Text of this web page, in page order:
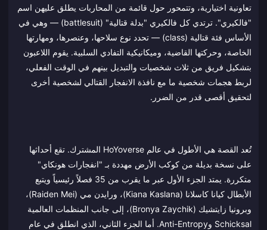
تعاونية اختيارية، وتتمحور حول قائمة من المحاربات يطلق عليهن اسم
"فالكيري". ترتدي كل فالكيري "بدلة قتالية" (battlesuit) — وهي في
الأساس فئة قتالية (class) — تحدد نوع سلاحها، وعنصرها، ومهارتها
الخاصة، وحركتها القاضية، وميكانيكية التفادي السلبية. يقوم اللاعبون
بتشكيل فريق من ثلاث شخصيات والتبديل بينهم في الوقت الفعلي،
لربط هجمات شخصية ما مع نافذة الانفجار القتالي لشخصية أخرى
لتحقيق أقصى قدر من الضرر.
تُعد القصة هي الأطول في عالم HoYoverse المشترك. تقع أحداثها
على نسخة بديلة من كوكب الأرض مهددة بـ "انفجارات هونكاي"
متكررة. يمتد الجزء الأول عبر ما يقرب من 35 فصلاً رئيسياً ويتبع
الأبطال كيانا كاسلانا (Kiana Kaslana)، ورايدن مي (Raiden Mei)،
وبرونيا زايتشيك (Bronya Zaychik)، إلى جانب المنظمات العالمية
Schicksal وAnti-Entropy. أما الجزء الثاني، الذي انطلق في عام